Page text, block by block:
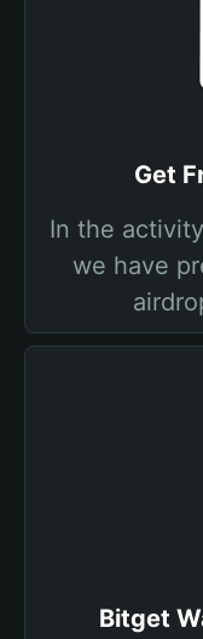
Get
In the
we have
Bitget